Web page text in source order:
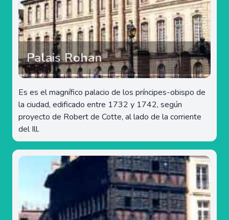
Palais Rohan
Es es el magnífico palacio de los príncipes-obispo de
la ciudad, edificado entre 1732 y 1742, según
proyecto de Robert de Cotte, al lado de la corriente
del Ill.